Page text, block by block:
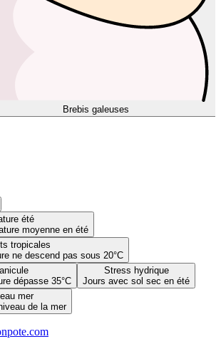
Brebis galeuses
été
moyenne en été
tropicales
ne descend pas sous 20°C
dépasse 35°C
Stress hydrique
Jours avec sol sec en été
mer
de la mer